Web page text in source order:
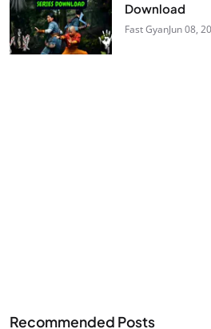
Download
Fast GyanJun 08,
Recommended Posts